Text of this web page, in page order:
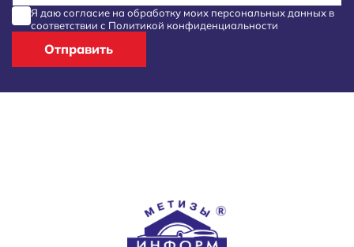
Я даю согласие на обработку моих персональных данных в
соответствии с Политикой конфиденциальности
Отправить